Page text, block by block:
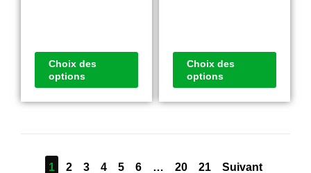
Choix des
options
Choix des
options
1 2 3 4 5 6 … 20 21 Suivant